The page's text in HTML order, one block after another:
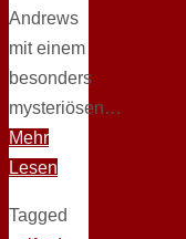
Andrews
mit einem
besonders
mysteriösen…
Mehr
Lesen
Tagged